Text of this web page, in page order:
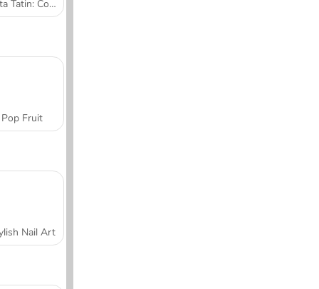
Tarta Tatin: Cocina con Sara
Pop Fruit
Nail Art